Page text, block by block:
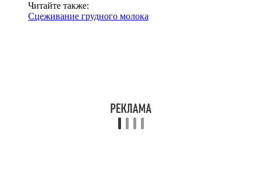
Читайте также:
Сцеживание грудного молока